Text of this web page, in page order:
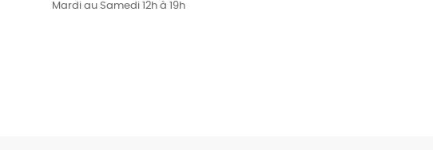
Mardi au Samedi 12h à 19h